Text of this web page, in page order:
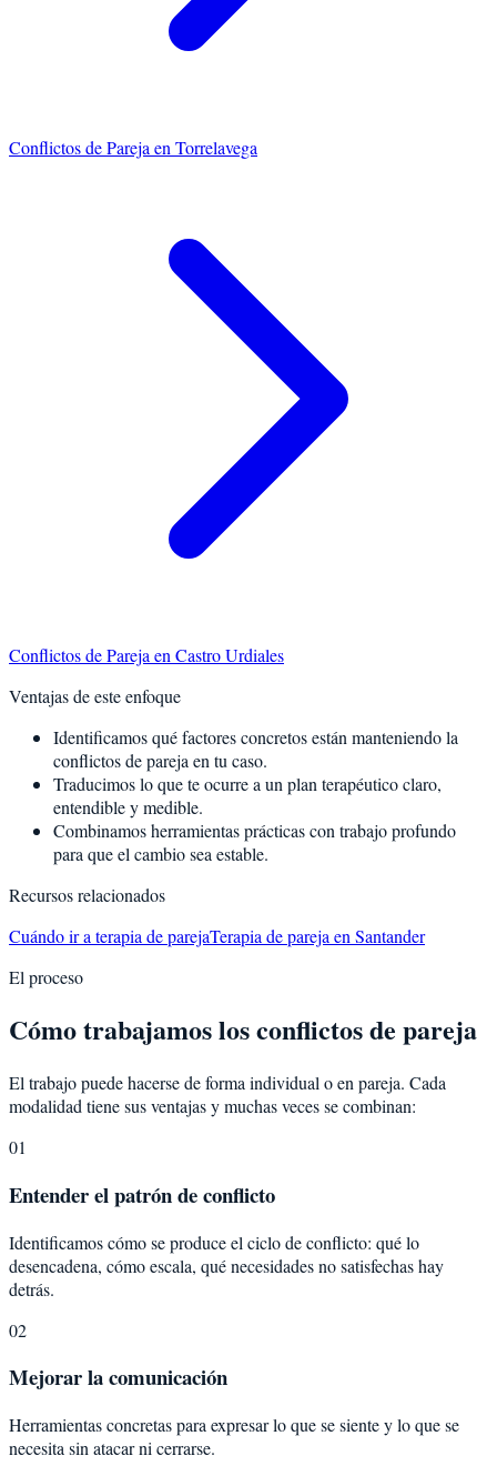
Conflictos de Pareja en Torrelavega
Conflictos de Pareja en Castro Urdiales
Ventajas de este enfoque
Identificamos qué factores concretos están manteniendo la
conflictos de pareja en tu caso.
Traducimos lo que te ocurre a un plan terapéutico claro,
entendible y medible.
Combinamos herramientas prácticas con trabajo profundo
para que el cambio sea estable.
Recursos relacionados
Cuándo ir a terapia de parejaTerapia de pareja en Santander
El proceso
Cómo trabajamos los conflictos de pareja
El trabajo puede hacerse de forma individual o en pareja. Cada
modalidad tiene sus ventajas y muchas veces se combinan:
01
Entender el patrón de conflicto
Identificamos cómo se produce el ciclo de conflicto: qué lo
desencadena, cómo escala, qué necesidades no satisfechas hay
detrás.
02
Mejorar la comunicación
Herramientas concretas para expresar lo que se siente y lo que se
necesita sin atacar ni cerrarse.